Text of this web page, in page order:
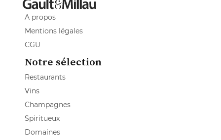
A propos
Mentions légales
CGU
Notre sélection
Restaurants
Vins
Champagnes
Spiritueux
Domaines